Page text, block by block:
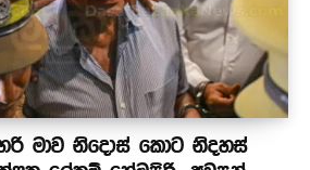
මාව නිදොස් කොට නිදහස්